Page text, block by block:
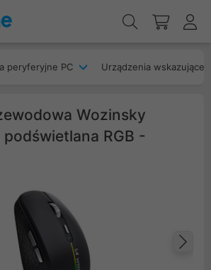
peryferyjne PC Urządzenia wskazujące
Wozinsky
podświetlana RGB -